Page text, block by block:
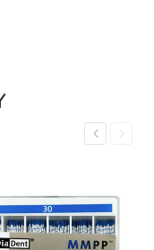
PreviousNext